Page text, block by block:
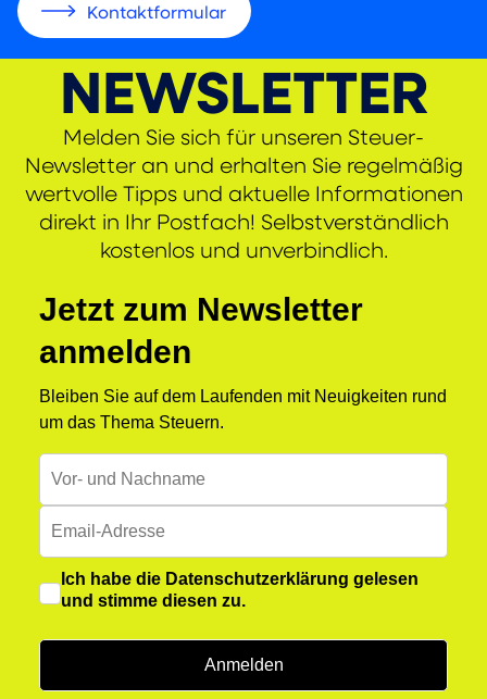
Kontaktformular
NEWSLETTER
Melden Sie sich für unseren Steuer-
Newsletter an und erhalten Sie regelmäßig
wertvolle Tipps und aktuelle Informationen
direkt in Ihr Postfach! Selbstverständlich
kostenlos und unverbindlich.
Jetzt zum Newsletter
anmelden
Bleiben Sie auf dem Laufenden mit Neuigkeiten rund
um das Thema Steuern.
Ich habe die Datenschutzerklärung gelesen
und stimme diesen zu.
Anmelden